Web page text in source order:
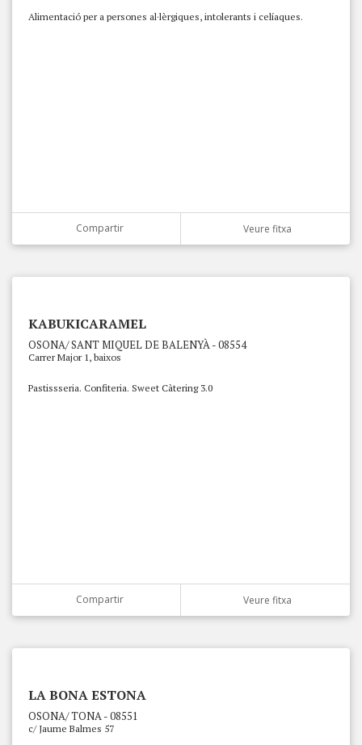
Alimentació per a persones al·lèrgiques, intolerants i celíaques.
Compartir Veure fitxa
KABUKICARAMEL
OSONA/ SANT MIQUEL DE BALENYÀ - 08554
Carrer Major 1, baixos
Pastissseria. Confiteria. Sweet Càtering 3.0
Compartir Veure fitxa
LA BONA ESTONA
OSONA/ TONA - 08551
c/ Jaume Balmes 57